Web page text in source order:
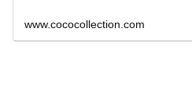
www.cococollection.com